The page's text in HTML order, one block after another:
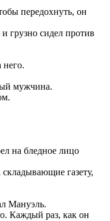
передохнуть, он
грузно сидел против
мужчина.
на бледное лицо
газету,
Мануэль.
Каждый раз, как он